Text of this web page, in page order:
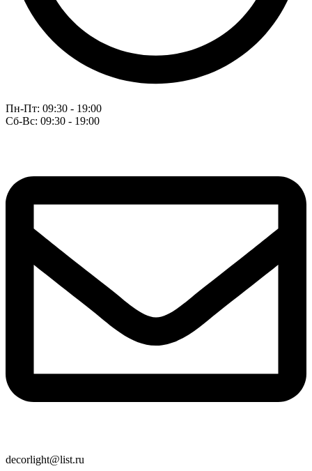
Пн-Пт: 09:30 - 19:00
Сб-Вс: 09:30 - 19:00
decorlight@list.ru